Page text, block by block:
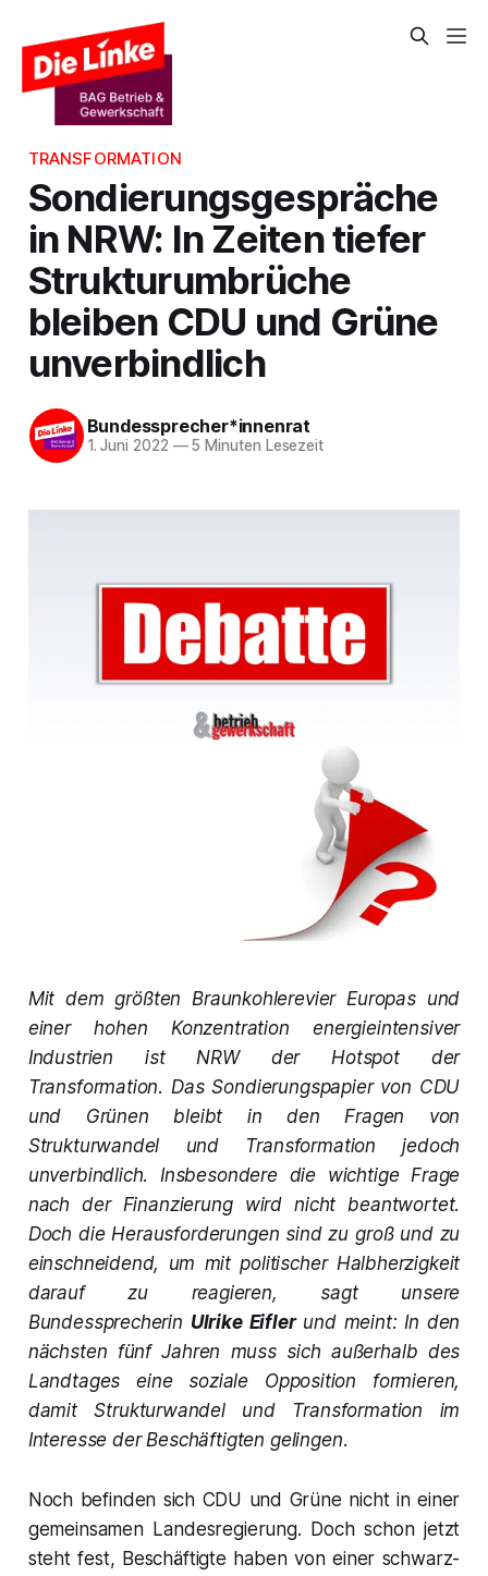
TRANSFORMATION
Sondierungsgespräche
in NRW: In Zeiten tiefer
Strukturumbrüche
bleiben CDU und Grüne
unverbindlich
Bundessprecher*innenrat
1. Juni 2022 —5 Minuten Lesezeit
Mit dem größten Braunkohlerevier Europas und
einer hohen Konzentration energieintensiver
Industrien ist NRW der Hotspot der
Transformation. Das Sondierungspapier von CDU
und Grünen bleibt in den Fragen von
Strukturwandel und Transformation jedoch
unverbindlich. Insbesondere die wichtige Frage
nach der Finanzierung wird nicht beantwortet.
Doch die Herausforderungen sind zu groß und zu
einschneidend, um mit politischer Halbherzigkeit
darauf zu reagieren, sagt unsere
Bundessprecherin Ulrike Eiflerund meint: In den
nächsten fünf Jahren muss sich außerhalb des
Landtages eine soziale Opposition formieren,
damit Strukturwandel und Transformation im
Interesse der Beschäftigten gelingen.
Noch befinden sich CDU und Grüne nicht in einer
gemeinsamen Landesregierung. Doch schon jetzt
steht fest, Beschäftigte haben von einer schwarz-